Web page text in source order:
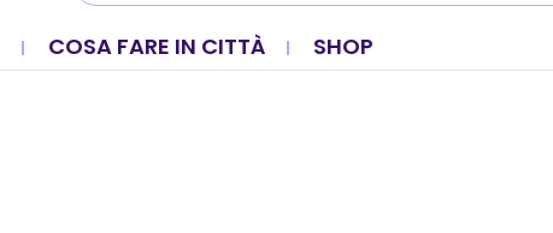
COSA FARE IN CITTÀ SHOP